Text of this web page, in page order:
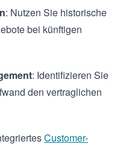
: Nutzen Sie historische
bei künftigen
: Identifizieren Sie
den vertraglichen
Customer-